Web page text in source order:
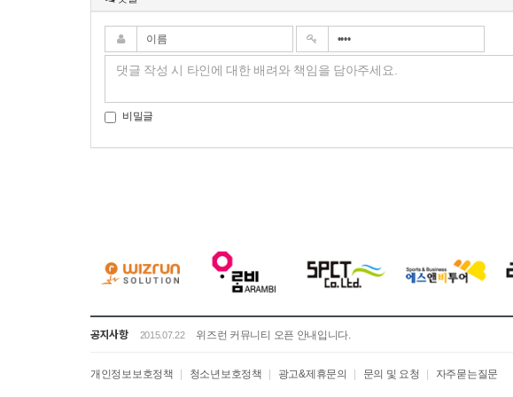
비밀글
공지사항 2015.07.22 위즈런 커뮤니티 오픈 안내입니다.
개인정보보호정책 | 청소년보호정책 | 광고&제휴문의 | 문의 및 요청 | 자주묻는질문